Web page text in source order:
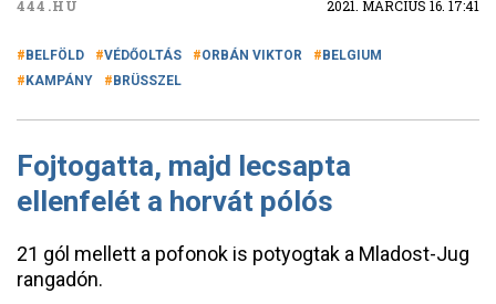
444.HU 2021. MÁRCIUS 16. 17:41
BELFÖLD VÉDŐOLTÁS ORBÁN VIKTOR
BELGIUM
KAMPÁNY
BRÜSSZEL
Fojtogatta, majd lecsapta
ellenfelét a horvát pólós
21 gól mellett a pofonok is potyogtak a Mladost-Jug
rangadón.